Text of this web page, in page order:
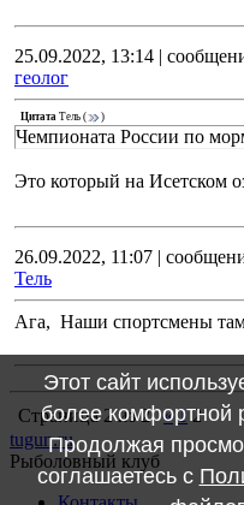
25.09.2022, 13:14 |
геолог
Цитата Тель ( )
Чемпионата России по
Это который на Исетском
26.09.2022, 11:07 |
Тель
Ага, Наши спортсмены
Страница2из2 « 1 2
tugun.ru
Рыболовный клуб
Этот сайт
более комфортной
Продолжая
соглашаетесь с